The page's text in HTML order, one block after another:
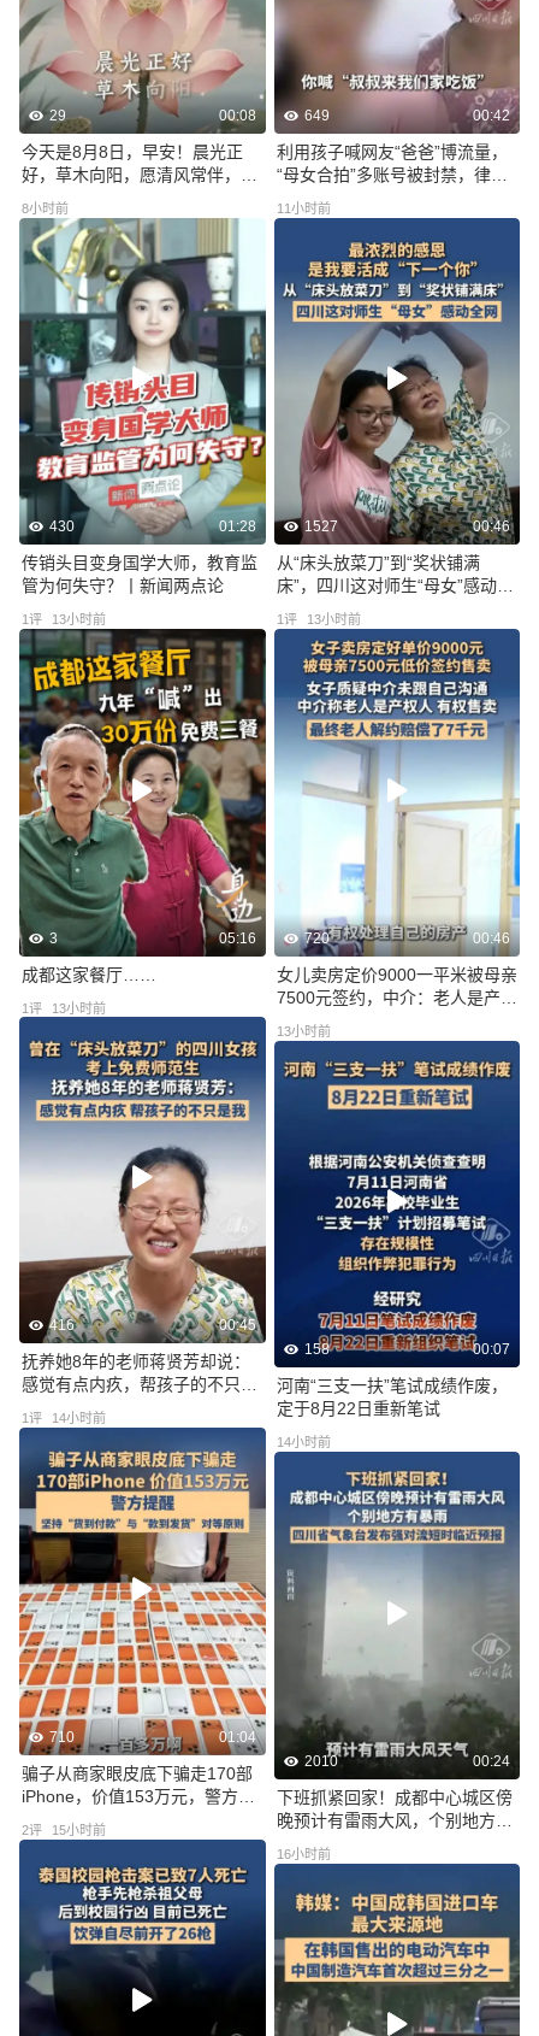
29 00:08
今天是8月8日，早安！晨光正
好，草木向阳，愿清风常伴，万
事从容~
8小时前
430 01:28
传销头目变身国学大师，教育监
管为何失守？丨新闻两点论
1 评 13小时前
3 05:16
成都这家餐厅……
1评 13小时前
416 00:45
抚养她8年的老师蒋贤芳却说：
感觉有点内疚，帮孩子的不只是
1评 14小时前
710 01:04
骗子从商家眼皮底下骗走170部
iPhone，价值153万元，警方提
醒：坚持“货到付款”与“款到发
货”对等原则，避免“先交货、后
付款”式交易，谨防货物被骗走
2评 15小时前
649 00:42
利用孩子喊网友“爸爸”博流量，
“母女合拍”多账号被封禁，律
师：流量不是突破法律底线的
“免责牌”
11小时前
1527 00:46
从“床头放菜刀”到“奖状铺满
床”，四川这对师生“母女”感动全
网
1 评 13小时前
720 00:46
女儿卖房定价9000一平米被母亲
7500元签约，中介：老人是产权
人，她说跟她对接
13小时前
158 00:07
河南“三支一扶”笔试成绩作废，
定于8月22日重新笔试
14小时前
2010 00:24
下班抓紧回家！成都中心城区傍
晚预计有雷雨大风，个别地方有
暴雨
16小时前